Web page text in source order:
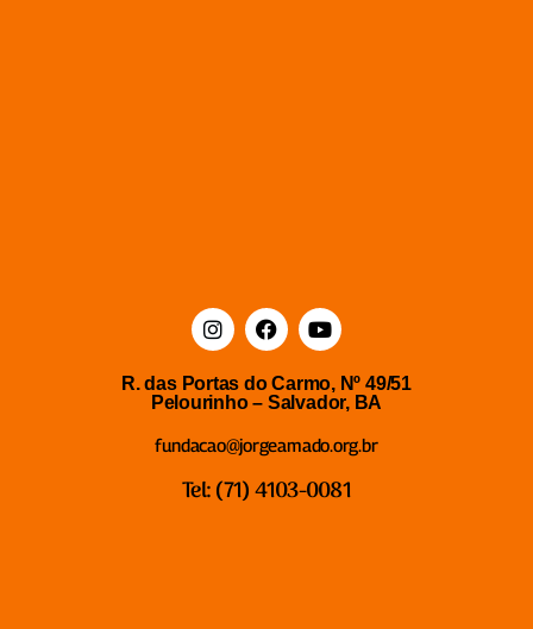
R. das Portas do Carmo, Nº 49/51
Pelourinho – Salvador, BA
fundacao@jorgeamado.org.br
Tel: (71) 4103-0081